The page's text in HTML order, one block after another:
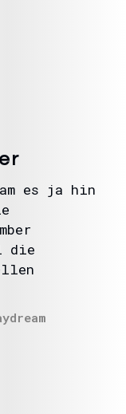
es ja hin
die